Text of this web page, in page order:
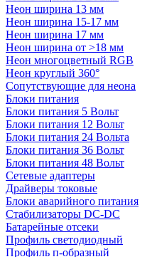
Неон ширина 13 мм
Неон ширина 15-17 мм
Неон ширина 17 мм
Неон ширина от >18 мм
Неон многоцветный RGB
Неон круглый 360°
Сопутствующие для неона
Блоки питания
Блоки питания 5 Вольт
Блоки питания 12 Вольт
Блоки питания 24 Вольта
Блоки питания 36 Вольт
Блоки питания 48 Вольт
Сетевые адаптеры
Драйверы токовые
Блоки аварийного питания
Стабилизаторы DC-DC
Батарейные отсеки
Профиль светодиодный
Профиль п-образный